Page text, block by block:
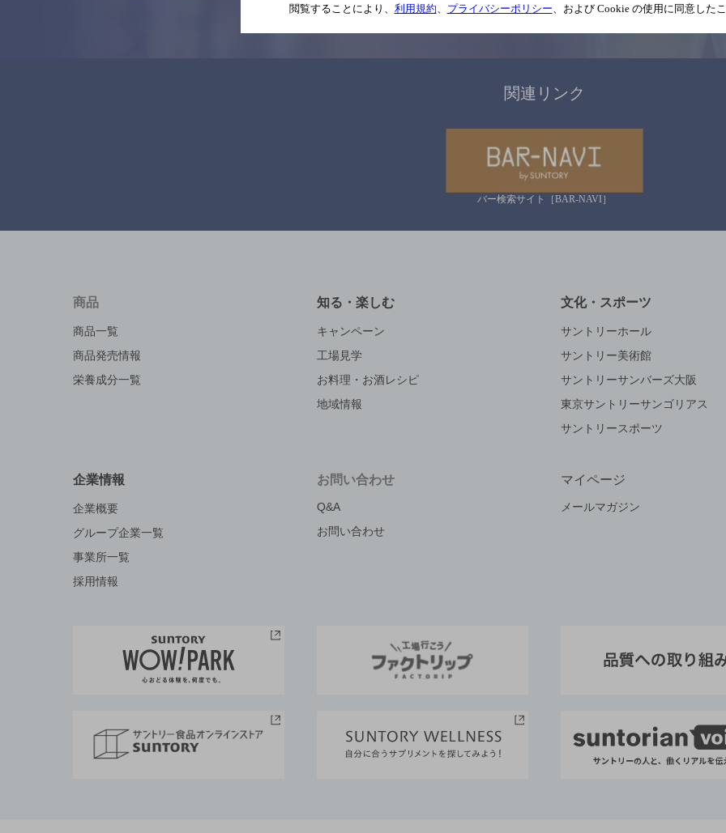
関連リンク
バー検索サイト［BAR-NAVI］
商品
商品一覧
商品発売情報
栄養成分一覧
知る・楽しむ
キャンペーン
工場見学
お料理・お酒レシピ
地域情報
文化・スポーツ
サントリーホール
サントリー美術館
サントリーサンバーズ大阪
東京サントリーサンゴリアス
サントリースポーツ
企業情報
企業概要
グループ企業一覧
事業所一覧
採用情報
お問い合わせ
Q&A
お問い合わせ
マイページ
メールマガジン
閲覧することにより、 利用規約、 プライバシーポリシー、および Cookie の使用に同意した